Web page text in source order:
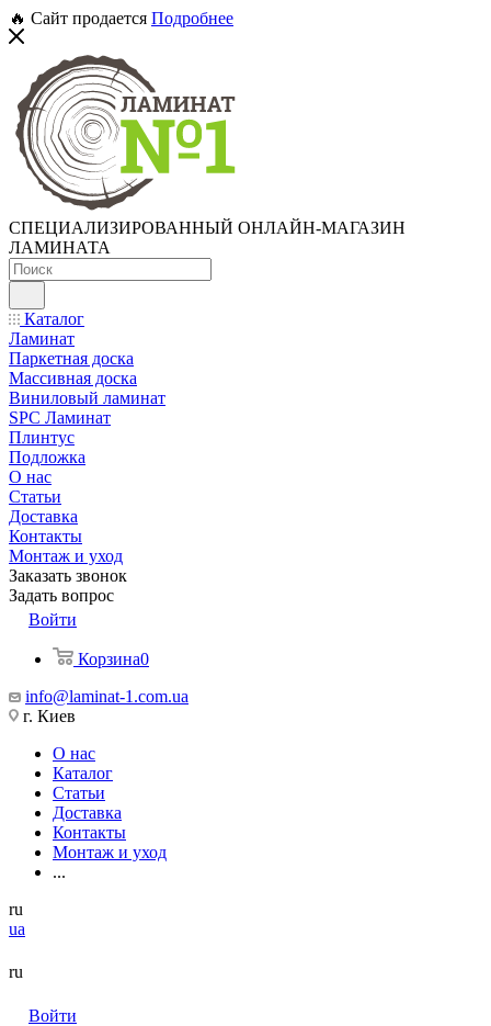
🔥 Сайт продается Подробнее
СПЕЦИАЛИЗИРОВАННЫЙ ОНЛАЙН-МАГАЗИН
ЛАМИНАТА
Каталог
Ламинат
Паркетная доска
Массивная доска
Виниловый ламинат
SPC Ламинат
Плинтус
Подложка
О нас
Статьи
Доставка
Контакты
Монтаж и уход
Заказать звонок
Задать вопрос
Войти
Корзина0
info@laminat-1.com.ua
г. Киев
О нас
Каталог
Статьи
Доставка
Контакты
Монтаж и уход
...
ru
ua
ru
Войти